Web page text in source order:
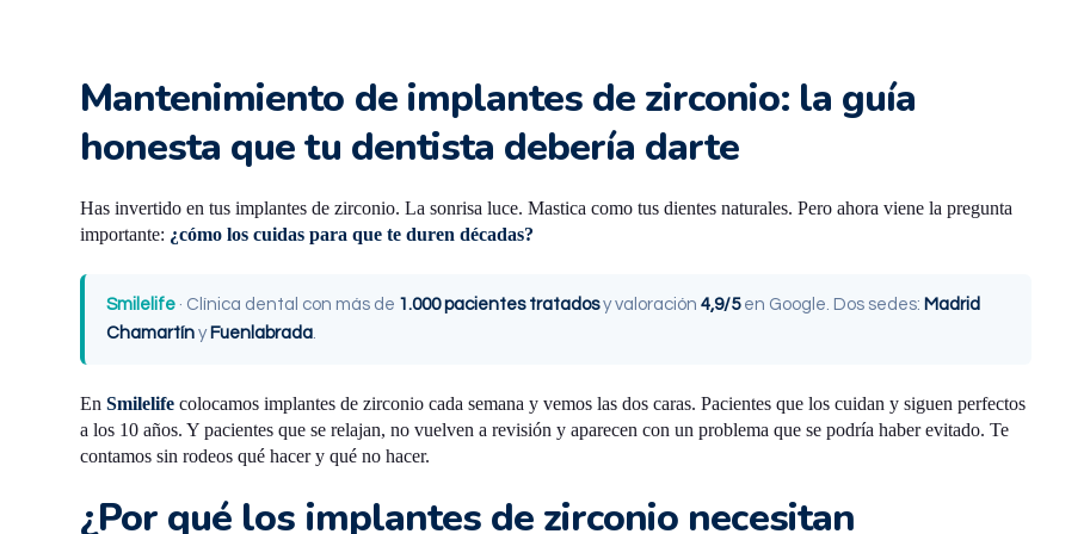
Mantenimiento de implantes de zirconio: la guía
honesta que tu dentista debería darte
Has invertido en tus implantes de zirconio. La sonrisa luce. Mastica como tus dientes naturales. Pero ahora viene la pregunta
importante: ¿cómo los cuidas para que te duren décadas?
Smilelife · Clínica dental con más de 1.000 pacientes tratadosy valoración 4,9/5en Google. Dos sedes: Madrid
Chamartín y Fuenlabrada.
En Smilelife colocamos implantes de zirconio cada semana y vemos las dos caras. Pacientes que los cuidan y siguen perfectos
a los 10 años. Y pacientes que se relajan, no vuelven a revisión y aparecen con un problema que se podría haber evitado. Te
contamos sin rodeos qué hacer y qué no hacer.
¿Por qué los implantes de zirconio necesitan